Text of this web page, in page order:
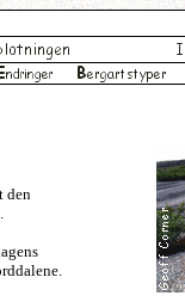
den